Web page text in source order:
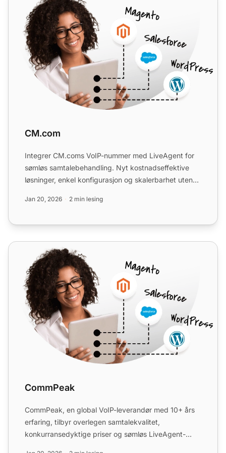
CM.com
Integrer CM.coms VoIP-nummer med LiveAgent for
sømløs samtalebehandling. Nyt kostnadseffektive
løsninger, enkel konfigurasjon og skalerbarhet uten
Jan 20, 2026 2 min lesing
CommPeak
CommPeak
CommPeak, en global VoIP-leverandør med 10+ års
erfaring, tilbyr overlegen samtalekvalitet,
konkurransedyktige priser og sømløs LiveAgent-